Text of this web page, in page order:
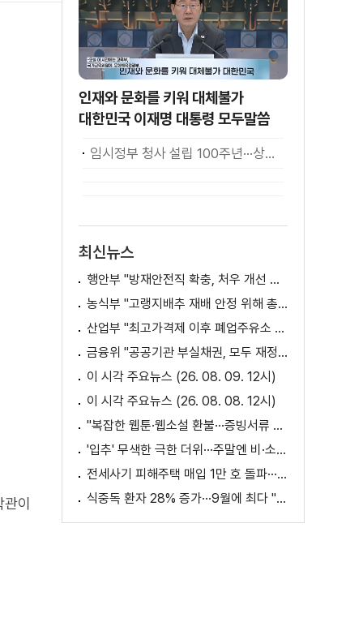
이
인재와 문화를 키워 대체불가
대한민국 이재명 대통령 모두말씀
임시정부 청사 설립 100주년···상하이서 만난 K-컬처! [세계 속 한국]
최신뉴스
행안부 "방재안전직 확충, 처우 개선 등 위한 제도개선 추진"
농식부 "고랭지배추 재배 안정 위해 총력···배추가격 점차 안정세"
산업부 "최고가격제 이후 폐업주유소 증가? 사실 아냐"
금융위 "공공기관 부실채권, 모두 재정으로 보전되는 것 아냐"
이 시각 주요뉴스 (26. 08. 09. 12시)
이 시각 주요뉴스 (26. 08. 08. 12시)
"복잡한 웹툰·웹소설 환불···증빙서류 요구까지"
'입추' 무색한 극한 더위···주말엔 비·소나기
전세사기 피해주택 매입 1만 호 돌파···피해 지원 속도
식중독 환자 28% 증가···9월에 최다 "입추 방심 금물"